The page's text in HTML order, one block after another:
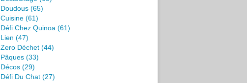
Doudous (65)
Cuisine (61)
Défi Chez Quinoa (61)
Lien (47)
Zero Déchet (44)
Pâques (33)
Décos (29)
Défi Du Chat (27)